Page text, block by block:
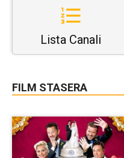
Lista Canali
FILM STASERA